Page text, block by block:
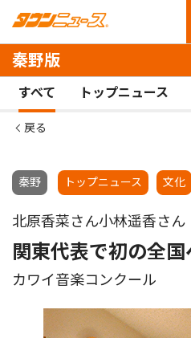
秦野版
すべて トップニュース
戻る
秦野 トップニュース 文化
北原香菜さん小林遥香さん
関東代表で初の全国
カワイ音楽コンクール